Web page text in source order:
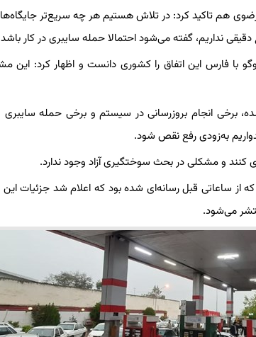
هم تاکید کرد: در تلاش هستیم هر چه سریع‌تر جایگاه‌ها
نداریم، گفته می‌شود احتمالا حمله سایبری در کار
فارس این اتفاق را کشوری دانست و اظهار کرد: این
برخی انجام بروزرسانی در سیستم و برخی حمله
به‌زودی رفع نقص شود.
کنند و مشکلی در بحث سوختگیری آزاد وجود ندارد.
ساعاتی قبل رسانه‌ای شده بود که اعلام شد جزئیات
می‌شود.